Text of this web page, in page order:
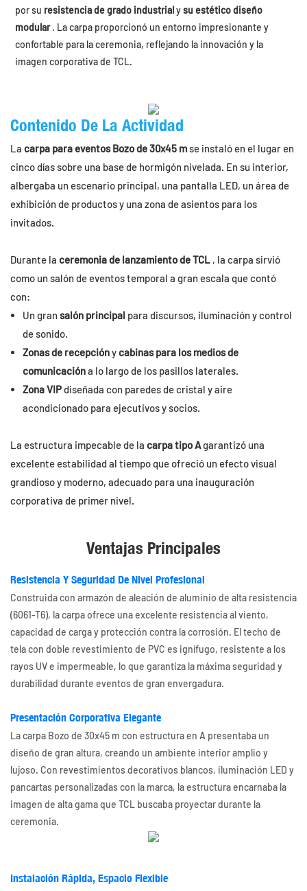
por su resistencia de grado industrialysu estético diseño
modular. La carpa proporcionó un entorno impresionante y
confortable para la ceremonia, reflejando la innovación y la
imagen corporativa de TCL.
Contenido De La Actividad
La carpa para eventos Bozo de 30x45 mse instaló en el lugar en
cinco días sobre una base de hormigón nivelada. En su interior,
albergaba un escenario principal, una pantalla LED, un área de
exhibición de productos y una zona de asientos para los
invitados.
Durante la ceremonia de lanzamiento de TCL , la carpa sirvió
como un salón de eventos temporal a gran escala que contó
con:
Un gransalón principal para discursos, iluminación y control
de sonido.
Zonas de recepciónycabinas para los medios de
comunicacióna lo largo de los pasillos laterales.
Zona VIPdiseñada con paredes de cristal y aire
acondicionado para ejecutivos y socios.
La estructura impecable de la carpa tipo Agarantizó una
excelente estabilidad al tiempo que ofreció un efecto visual
grandioso y moderno, adecuado para una inauguración
corporativa de primer nivel.
Ventajas Principales
Resistencia Y Seguridad De Nivel Profesional
Construida con armazón de aleación de aluminio de alta resistencia
(6061-T6), la carpa ofrece una excelente resistencia al viento,
capacidad de carga y protección contra la corrosión. El techo de
tela con doble revestimiento de PVC es ignífugo, resistente a los
rayos UV e impermeable, lo que garantiza la máxima seguridad y
durabilidad durante eventos de gran envergadura.
Presentación Corporativa Elegante
La carpa Bozo de 30x45 m con estructura en A presentaba un
diseño de gran altura, creando un ambiente interior amplio y
lujoso. Con revestimientos decorativos blancos, iluminación LED y
pancartas personalizadas con la marca, la estructura encarnaba la
imagen de alta gama que TCL buscaba proyectar durante la
ceremonia.
Instalación Rápida, Espacio Flexible